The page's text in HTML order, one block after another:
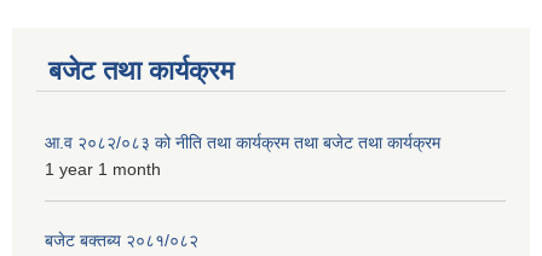
बजेट तथा कार्यक्रम
आ.व २०८२/०८३ को नीति तथा कार्यक्रम तथा बजेट तथा कार्यक्रम
1 year 1 month
बजेट बक्तब्य २०८१/०८२